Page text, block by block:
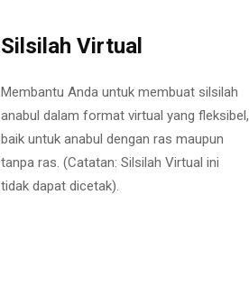
Silsilah Virtual
Membantu Anda untuk membuat silsilah
anabul dalam format virtual yang fleksibel,
baik untuk anabul dengan ras maupun
tanpa ras. (Catatan: Silsilah Virtual ini
tidak dapat dicetak).